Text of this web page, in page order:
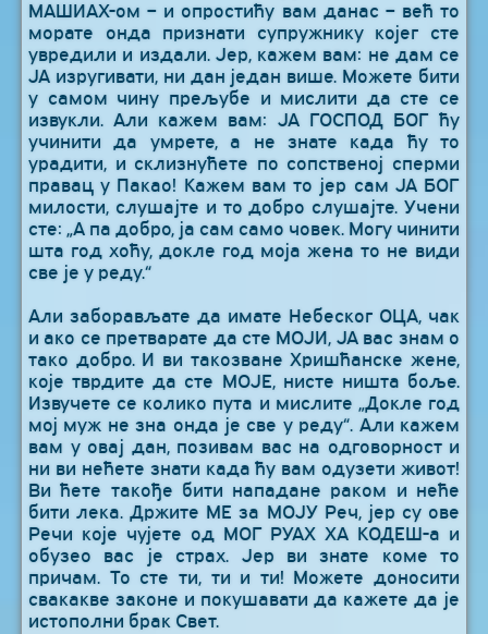
МАШИАХ-ом – и опростићу вам данас – већ то
морате онда признати супружнику којег сте
увредили и издали. Јер, кажем вам: не дам се
ЈА изругивати, ни дан један више. Можете бити
у самом чину прељубе и мислити да сте се
извукли. Али кажем вам: ЈА ГОСПОД БОГ ћу
учинити да умрете, а не знате када ћу то
урадити, и склизнућете по сопственој сперми
правац у Пакао! Кажем вам то јер сам ЈА БОГ
милости, слушајте и то добро слушајте. Учени
сте: „А па добро, ја сам само човек. Могу чинити
шта год хоћу, докле год моја жена то не види
све је у реду.“
Али заборављате да имате Небеског ОЦА, чак
и ако се претварате да сте МОЈИ, ЈА вас знам о
тако добро. И ви такозване Хришћанске жене,
које тврдите да сте МОЈЕ, нисте ништа боље.
Извучете се колико пута и мислите „Докле год
мој муж не зна онда је све у реду“. Али кажем
вам у овај дан, позивам вас на одговорност и
ни ви нећете знати када ћу вам одузети живот!
Ви ћете такође бити нападане раком и неће
бити лека. Држите МЕ за МОЈУ Реч, јер су ове
Речи које чујете од МОГ РУАХ ХА КОДЕШ-а и
обузео вас је страх. Јер ви знате коме то
причам. То сте ти, ти и ти! Можете доносити
свакакве законе и покушавати да кажете да је
истополни брак Свет.